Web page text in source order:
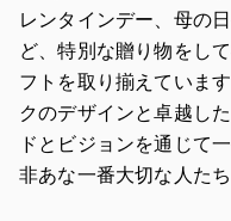
レンタインデー、母の
ど、特別な贈り物をし
フトを取り揃えていま
クのデザインと卓越し
ドとビジョンを通じて
非あな一番大切な人た